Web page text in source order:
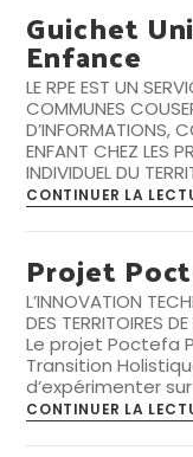
Guichet
Enfance
LE RPE EST UN
COMMUNES
D’INFORMATIONS,
ENFANT CHEZ LES
INDIVIDUEL DU
CONTINUER LA
Projet
L’INNOVATION
DES TERRITOIRES
Le projet Poctefa
Transition
d’expérimenter
CONTINUER LA